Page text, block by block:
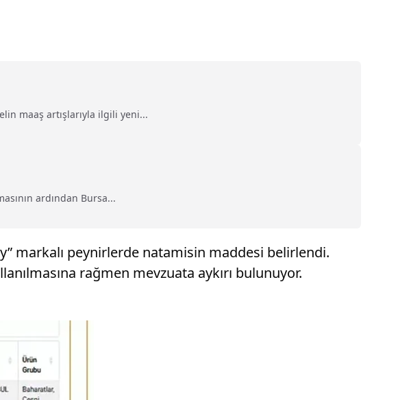
maaş artışlarıyla ilgili yeni...
ardından Bursa...
markalı peynirlerde natamisin maddesi belirlendi.
rağmen mevzuata aykırı bulunuyor.